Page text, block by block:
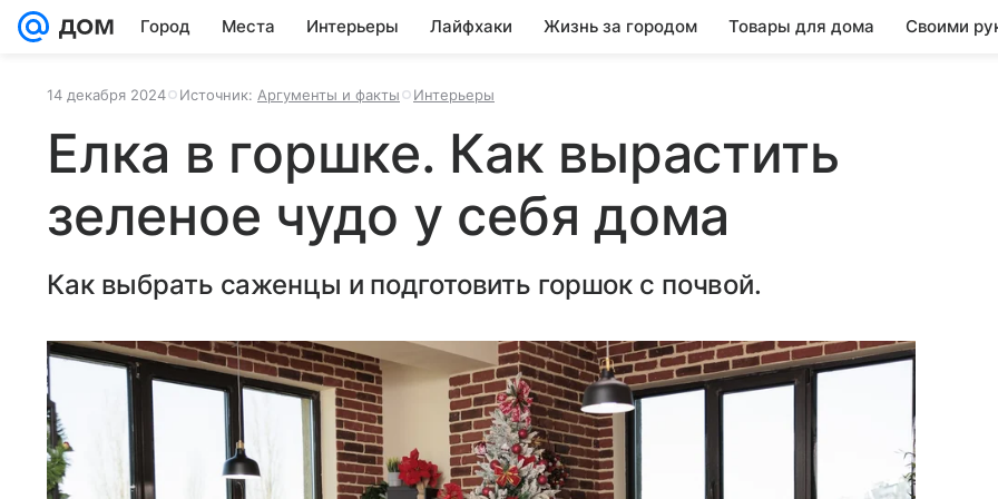
Город Места Интерьеры Лайфхаки Жизнь за городом Товары для дома Своими
14 декабря 2024 Источник: Аргументы и факты Интерьеры
Елка в горшке. Как вырастить
зеленое чудо у себя дома
Как выбрать саженцы и подготовить горшок с почвой.